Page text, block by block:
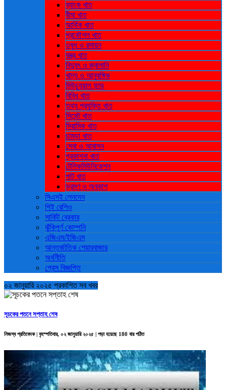
ব্যাংক খাত
বীমা খাত
আর্থিক খাত
প্রকৌশল খাত
ওষুধ ও রসায়ন
বস্ত্র খাত
বিদ্যুৎ ও জ্বালানি
খাদ্য ও আনুষঙ্গিক
মিউচ্যুয়াল ফান্ড
বিবিধ খাত
তথ্য প্রযুক্তি খাত
সিমেন্ট খাত
সিরামিক খাত
চামড়া খাত
সেবা ও আবাসন
প্রকাশনা খাত
টেলিকমিউনিকেশন
পাট খাত
ভ্রমণ ও ‍অবকাশ
সিএসই লেনদেন
পিই রেশিও
সার্কিট ব্রেকার
ঝুঁকিপূর্ণ কোম্পনি
এজিএম/ইজিএম
আন্তর্জাতিক শেয়ারবাজার
অর্থনীতি
প্রেস বিজ্ঞপ্তি
০২ জানুয়ারি ২০২৫ প্রকাশিত সব খবর
সূচকের পতনে সপ্তাহ শেষ
নিজস্ব প্রতিবেদক | বৃহস্পতিবার, ০২ জানুয়ারি ২০২৫ | পড়া হয়েছে 180 বার পঠিত